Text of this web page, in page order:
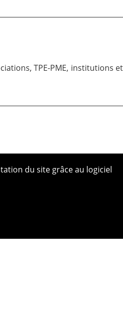
, TPE-PME, institutions et
du site grâce au logiciel